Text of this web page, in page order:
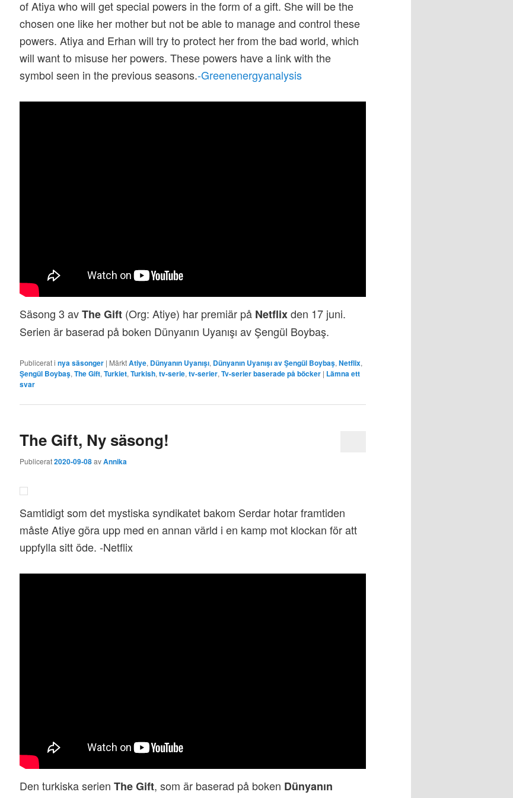
of Atiya who will get special powers in the form of a gift. She will be the
chosen one like her mother but not be able to manage and control these
powers. Atiya and Erhan will try to protect her from the bad world, which
will want to misuse her powers. These powers have a link with the
symbol seen in the previous seasons.-Greenenergyanalysis
Säsong 3 avThe Gift (Org: Atiye) har premiär på Netflixden 17 juni.
Serien är baserad på boken Dünyanın Uyanışı av Şengül Boybaş.
Publicerat i nya säsonger | MärktAtiye, Dünyanın Uyanışı, Dünyanın Uyanışı av Şengül Boybaş, Netflix,
Şengül Boybaş, The Gift, Turkiet, Turkish, tv-serie, tv-serier, Tv-serier baserade på böcker | Lämna ett
svar
The Gift, Ny säsong!
Publicerat2020-09-08avAnnika
Samtidigt som det mystiska syndikatet bakom Serdar hotar framtiden
måste Atiye göra upp med en annan värld i en kamp mot klockan för att
uppfylla sitt öde. -Netflix
Den turkiska serien The Gift, som är baserad på boken Dünyanın